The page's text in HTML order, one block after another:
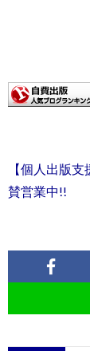
【個人出版
賛営業中!!